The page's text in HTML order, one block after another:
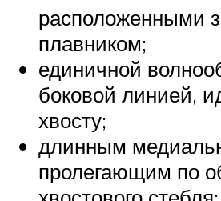
расположенными
плавником;
единичной
боковой линией,
хвосту;
длинным
пролегающим по